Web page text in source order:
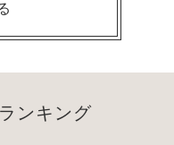
ンキング